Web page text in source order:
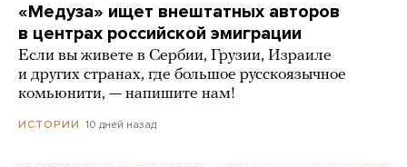
«Медуза» ищет внештатных авторов
в центрах российской эмиграции
Если вы живете в Сербии, Грузии, Израиле
и других странах, где большое русскоязычное
комьюнити, — напишите нам!
ИСТОРИИ 10 дней назад